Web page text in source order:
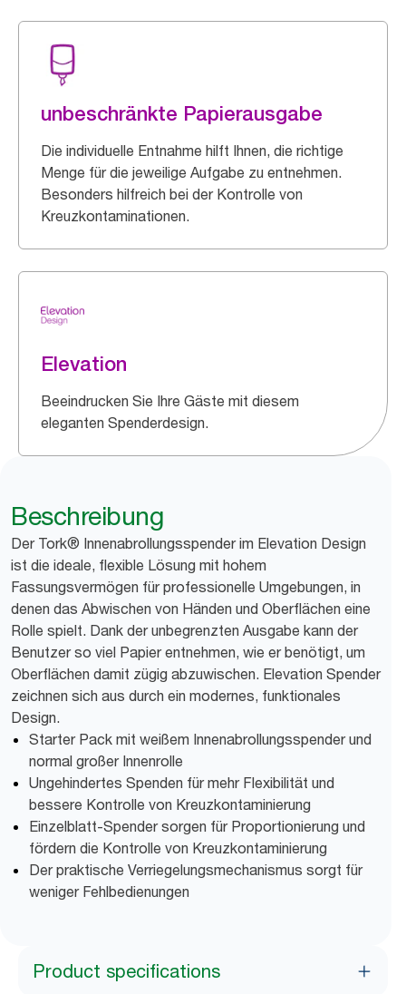
unbeschränkte Papierausgabe
Die individuelle Entnahme hilft Ihnen, die richtige
Menge für die jeweilige Aufgabe zu entnehmen.
Besonders hilfreich bei der Kontrolle von
Kreuzkontaminationen.
Elevation
Beeindrucken Sie Ihre Gäste mit diesem
eleganten Spenderdesign.
Beschreibung
Der Tork® Innenabrollungsspender im Elevation Design
ist die ideale, flexible Lösung mit hohem
Fassungsvermögen für professionelle Umgebungen, in
denen das Abwischen von Händen und Oberflächen eine
Rolle spielt. Dank der unbegrenzten Ausgabe kann der
Benutzer so viel Papier entnehmen, wie er benötigt, um
Oberflächen damit zügig abzuwischen. Elevation Spender
zeichnen sich aus durch ein modernes, funktionales
Design.
Starter Pack mit weißem Innenabrollungsspender und
normal großer Innenrolle
Ungehindertes Spenden für mehr Flexibilität und
bessere Kontrolle von Kreuzkontaminierung
Einzelblatt-Spender sorgen für Proportionierung und
fördern die Kontrolle von Kreuzkontaminierung
Der praktische Verriegelungsmechanismus sorgt für
weniger Fehlbedienungen
Product specifications